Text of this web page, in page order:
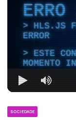
ERRO
HLS.JS
ERROR
ESTE
MOMENTO
SOCIEDADE